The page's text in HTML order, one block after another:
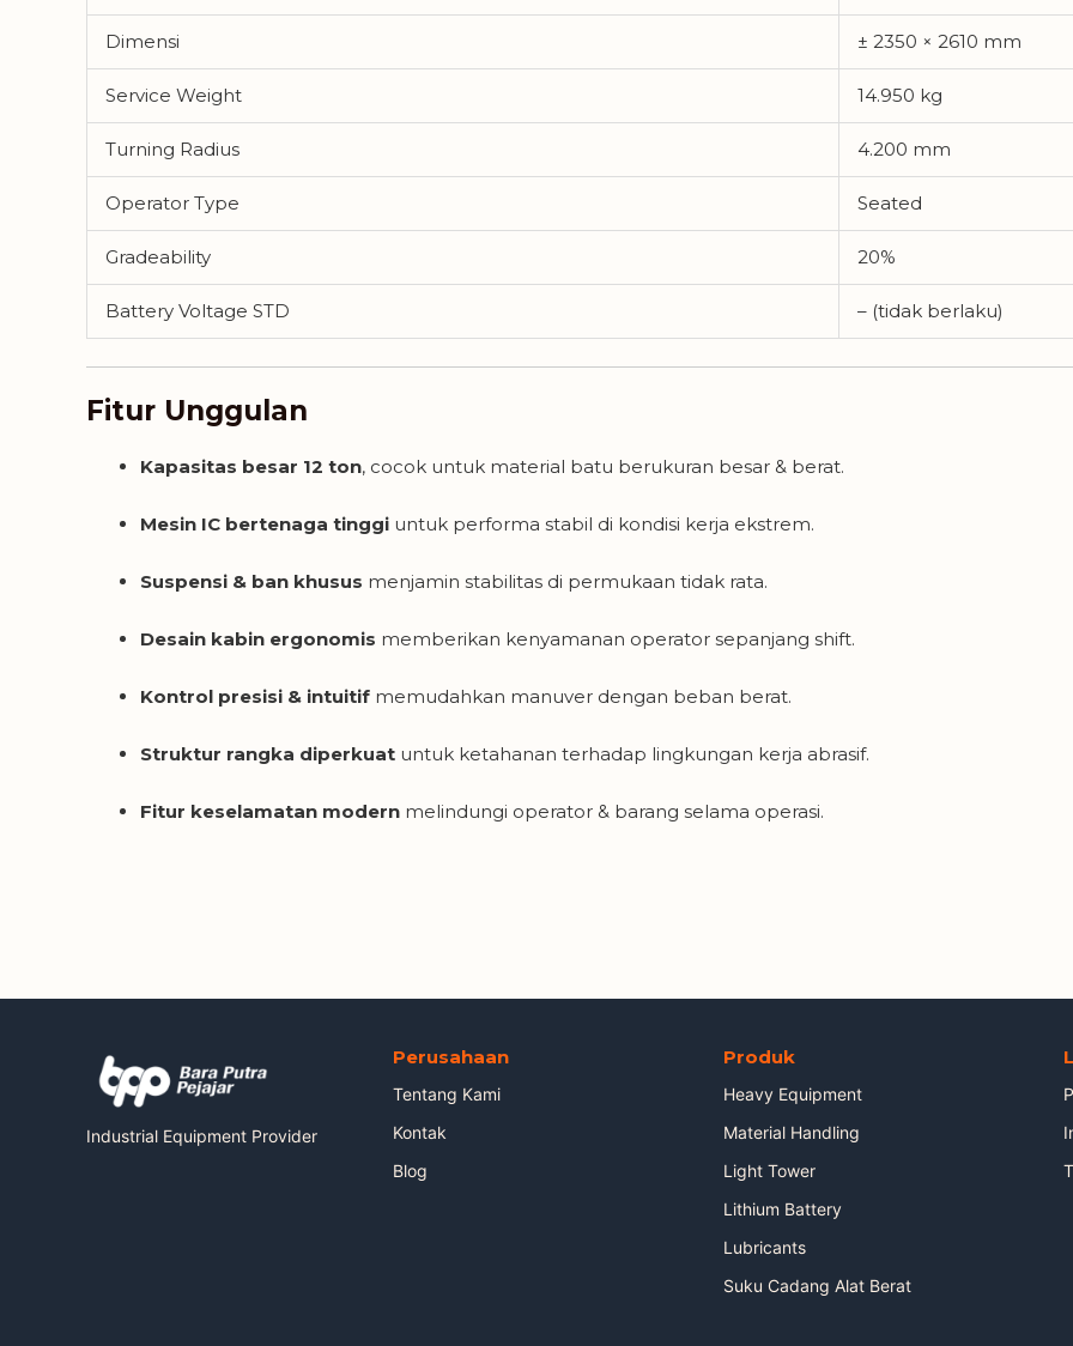
Dimensi ± 2350 × 2610 mm
Service Weight 14.950 kg
Turning Radius 4.200 mm
Operator Type Seated
Gradeability 20%
Battery Voltage STD – (tidak berlaku)
Fitur Unggulan
Kapasitas besar 12 ton, cocok untuk material batu berukuran besar & berat.
Mesin IC bertenaga tinggi untuk performa stabil di kondisi kerja ekstrem.
Suspensi & ban khusus menjamin stabilitas di permukaan tidak rata.
Desain kabin ergonomis memberikan kenyamanan operator sepanjang shift.
Kontrol presisi & intuitif memudahkan manuver dengan beban berat.
Struktur rangka diperkuat untuk ketahanan terhadap lingkungan kerja abrasif.
Fitur keselamatan modern melindungi operator & barang selama operasi.
Industrial Equipment Provider
Perusahaan
Tentang Kami
Kontak
Blog
Produk
Heavy Equipment
Material Handling
Light Tower
Lithium Battery
Lubricants
Suku Cadang Alat Berat